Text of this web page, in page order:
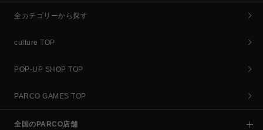
全カテゴリーから探す
culture TOP
POP-UP SHOP TOP
PARCO GAMES TOP
全国のPARCO店舗